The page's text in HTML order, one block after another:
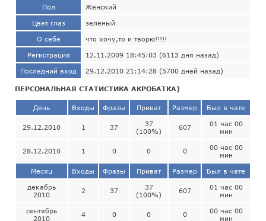
Пол Женский
Цвет глаз зелёный
О себе что хочу,то и творю!!!!!
Регистрация 12.11.2009 18:45:03 (6113 дня назад)
Последний вход 29.12.2010 21:14:28 (5700 дней назад)
ПЕРСОНАЛЬНАЯ СТАТИСТИКА АКРОБАТКА)
День Входы Фразы Приват Размер Был в чате
29.12.2010 1 37
37
(100%)
607
01 час 00
мин
28.12.2010 1 0 0 0
00 час 00
мин
Месяц Входы Фразы Приват Размер Был в чате
декабрь
2010
2 37
37
(100%)
607
01 час 00
мин
сентябрь
2010
4 0 0 0
00 час 00
мин